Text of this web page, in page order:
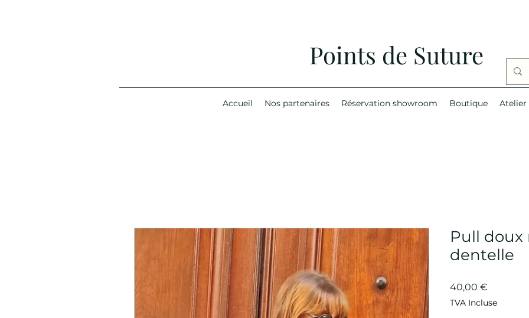
Points de Suture
Accueil Nos partenaires Réservation showroom Boutique Atelier
Pull doux
dentelle
40,00 €
TVA Incluse